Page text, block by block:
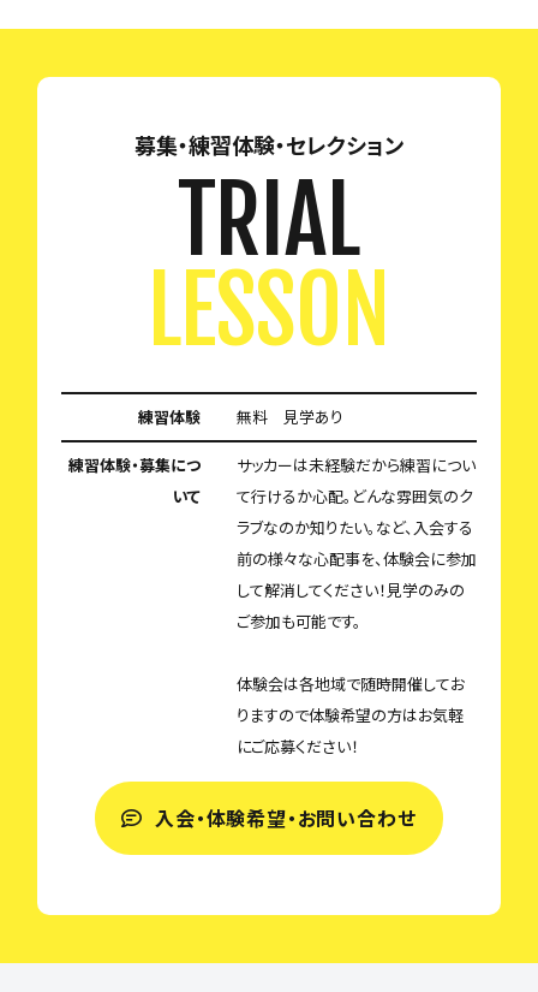
募集・練習体験・セレクション
TRIAL
LESSON
練習体験 無料 見学あり
練習体験・募集につ
いて
サッカーは未経験だから練習につい
て行けるか心配。どんな雰囲気のク
ラブなのか知りたい。など、入会する
前の様々な心配事を、体験会に参加
して解消してください！見学のみの
ご参加も可能です。
体験会は各地域で随時開催してお
りますので体験希望の方はお気軽
にご応募ください！
入会・体験希望・お問い合わせ